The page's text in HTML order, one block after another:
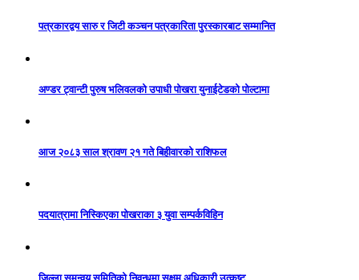
पत्रकारद्वय सारु र जिटी कञ्चन पत्रकारिता पुरस्कारबाट सम्मानित
अण्डर ट्वान्टी पुरुष भलिवलको उपाधी पोखरा युनाईटेडको पोल्टामा
आज २०८३ साल श्रावण २१ गते बिहीवारको राशिफल
पदयात्रामा निस्किएका पोखराका ३ युवा सम्पर्कविहिन